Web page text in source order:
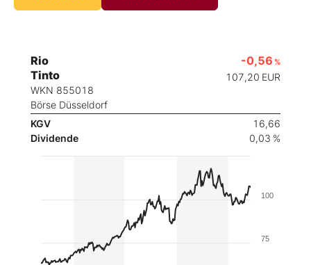
Rio
Tinto
WKN 855018
Börse Düsseldorf
-0,56 %
107,20 EUR
KGV
16,66
Dividende
0,03 %
75
100